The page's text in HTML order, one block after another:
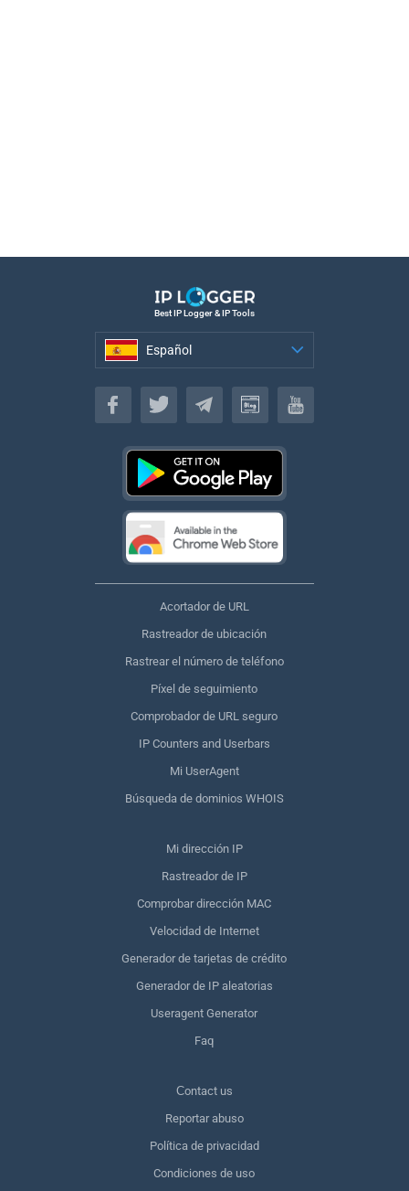
Best IP Logger & IP Tools
Español
Español
Acortador de URL
Rastreador de ubicación
Rastrear el número de teléfono
Píxel de seguimiento
Comprobador de URL seguro
IP Counters and Userbars
Mi UserAgent
Búsqueda de dominios WHOIS
Mi dirección IP
Rastreador de IP
Comprobar dirección MAC
Velocidad de Internet
Generador de tarjetas de crédito
Generador de IP aleatorias
Useragent Generator
Faq
Сontact us
Reportar abuso
Política de privacidad
Condiciones de uso